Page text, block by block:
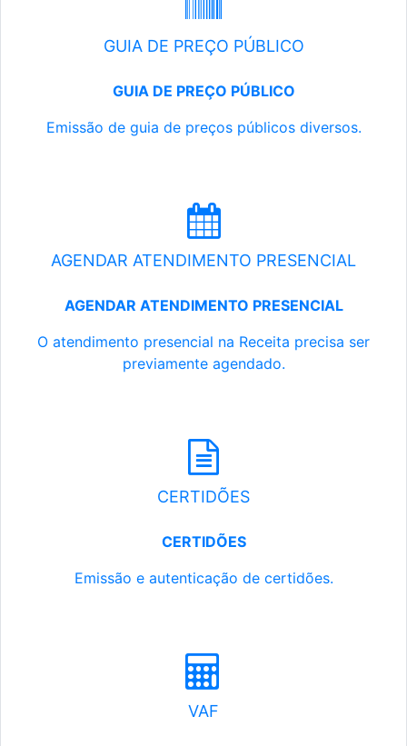
GUIA DE PREÇO PÚBLICO
GUIA DE PREÇO PÚBLICO
Emissão de guia de preços públicos diversos.
AGENDAR ATENDIMENTO PRESENCIAL
AGENDAR ATENDIMENTO PRESENCIAL
O atendimento presencial na Receita precisa ser
previamente agendado.
CERTIDÕES
CERTIDÕES
Emissão e autenticação de certidões.
VAF